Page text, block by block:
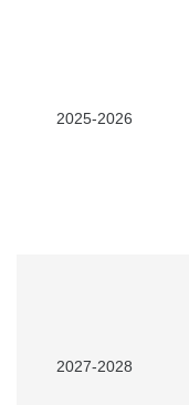
2025-2026
2027-2028